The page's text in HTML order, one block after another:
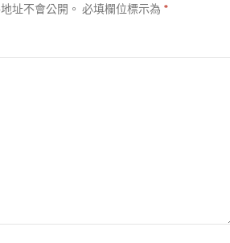
址不會公開。 必填欄位標示為 *